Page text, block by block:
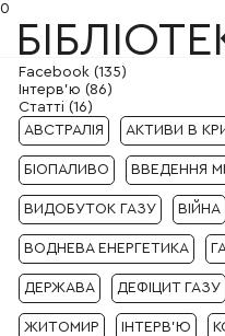
0
Faсebook (135)
Iнтерв’ю (86)
Cтаттi (16)
АВСТРАЛІЯ
АКТИВИ В
БІОПАЛИВО ВВЕДЕННЯ
ВИДОБУТОК ГАЗУ ВІЙНА
ВОДНЕВА ЕНЕРГЕТИКА
ДЕРЖАВА ДЕФІЦИТ ГАЗУ
ЖИТОМИР ІНТЕРВ'Ю